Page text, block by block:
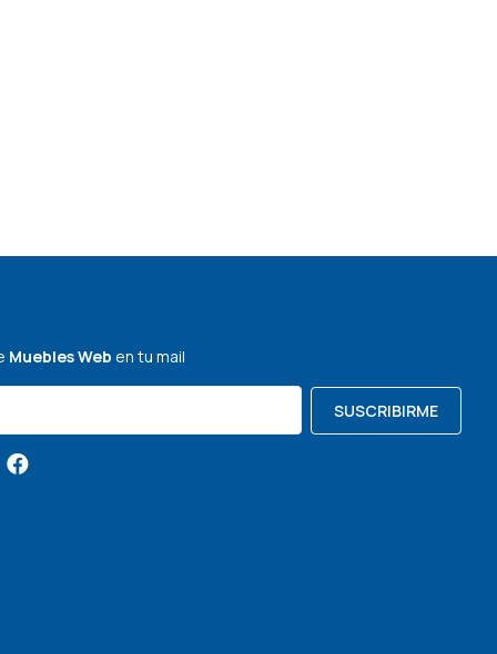
Muebles Web en tu mail
SUSCRIBIRME